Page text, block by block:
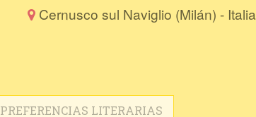
Cernusco sul Naviglio (Milán) - Italia
PREFERENCIAS LITERARIAS